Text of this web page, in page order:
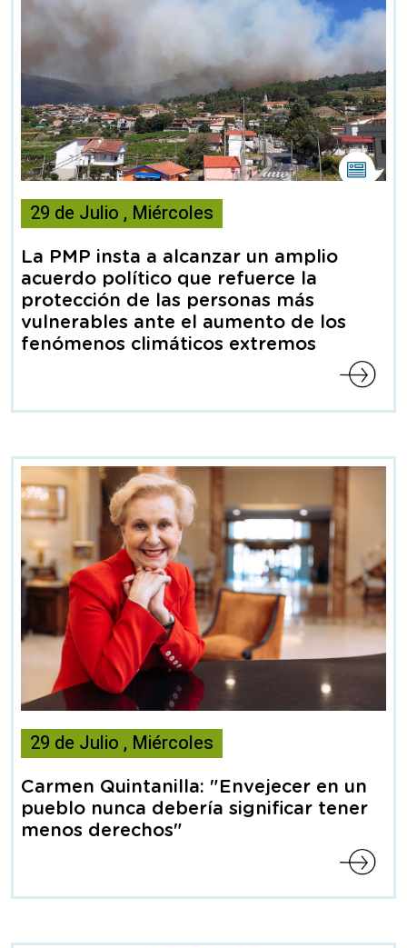
Esta
noticia
29 de Julio , Miércoles
La PMP insta a alcanzar un amplio
acuerdo político que refuerce la
protección de las personas más
vulnerables ante el aumento de los
fenómenos climáticos extremos
noticia
Articulo
29 de Julio , Miércoles
Carmen Quintanilla: "Envejecer en un
pueblo nunca debería significar tener
menos derechos"